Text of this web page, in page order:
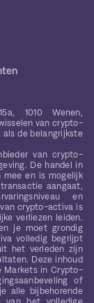
1010 Wenen,
van crypto-
de belangrijkste
van crypto-
De handel in
en is mogelijk
aangaat,
en
crypto-activa is
verliezen leiden.
je moet grondig
volledig begrijpt
het verleden zijn
Deze inhoud
Markets in Crypto-
of
alle bijbehorende